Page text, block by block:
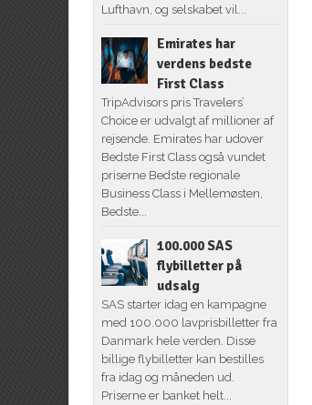
Lufthavn, og selskabet vil...
Emirates har
verdens bedste
First Class
TripAdvisors pris Travelers’
Choice er udvalgt af millioner af
rejsende. Emirates har udover
Bedste First Class også vundet
priserne Bedste regionale
Business Class i Mellemøsten,
Bedste...
100.000 SAS
flybilletter på
udsalg
SAS starter idag en kampagne
med 100.000 lavprisbilletter fra
Danmark hele verden. Disse
billige flybilletter kan bestilles
fra idag og måneden ud.
Priserne er banket helt...